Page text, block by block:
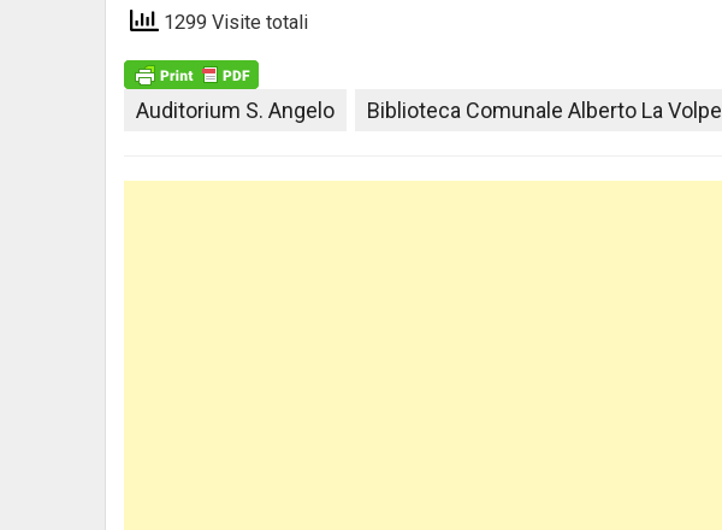
1299 Visite totali
Auditorium S. Angelo Biblioteca Comunale Alberto La Volpe